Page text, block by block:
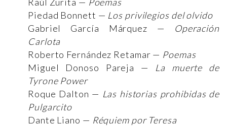
Piedad Bonnett — Los privilegios del olvido
Gabriel García Márquez — Operación
Carlota
Roberto Fernández Retamar — Poemas
Miguel Donoso Pareja — La muerte de
Tyrone Power
Roque Dalton — Las historias prohibidas de
Pulgarcito
Dante Liano — Réquiem por Teresa